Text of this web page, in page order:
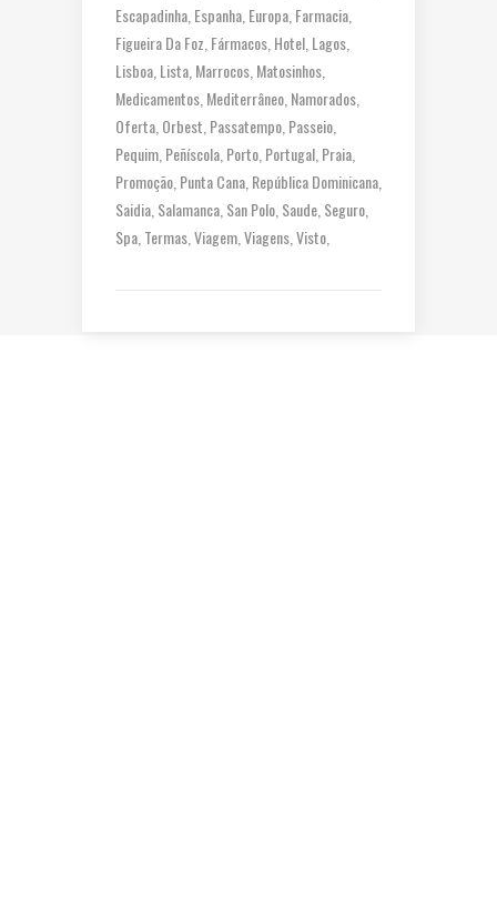
Escapadinha Espanha Europa Farmacia
Figueira Da Foz Fármacos Hotel Lagos
Lisboa Lista Marrocos Matosinhos
Medicamentos Mediterrâneo Namorados
Oferta Orbest Passatempo Passeio
Pequim Peñíscola Porto Portugal Praia
Promoção Punta Cana República Dominicana
Saidia Salamanca San Polo Saude Seguro
Spa Termas Viagem Viagens Visto